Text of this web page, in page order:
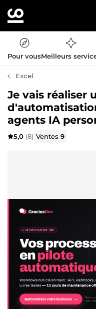
Pour vousMeilleurs
Excel
Je vais réaliser
agents IA
5,0 (8) Ventes9